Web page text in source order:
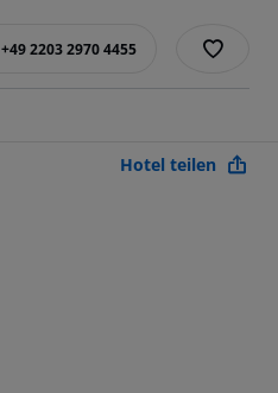
+49 2203 2970 4455
Hotel teilen